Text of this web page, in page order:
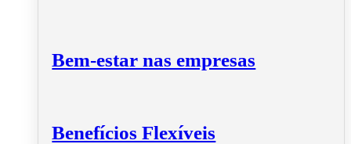
Bem-estar nas empresas
Benefícios Flexíveis